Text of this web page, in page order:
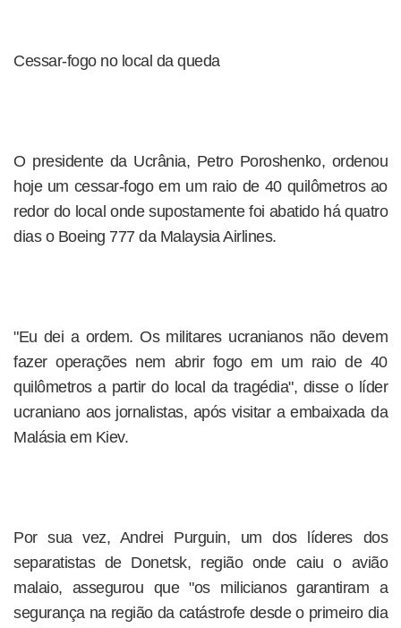
Cessar-fogo no local da queda
O presidente da Ucrânia, Petro Poroshenko, ordenou
hoje um cessar-fogo em um raio de 40 quilômetros ao
redor do local onde supostamente foi abatido há quatro
dias o Boeing 777 da Malaysia Airlines.
"Eu dei a ordem. Os militares ucranianos não devem
fazer operações nem abrir fogo em um raio de 40
quilômetros a partir do local da tragédia", disse o líder
ucraniano aos jornalistas, após visitar a embaixada da
Malásia em Kiev.
Por sua vez, Andrei Purguin, um dos líderes dos
separatistas de Donetsk, região onde caiu o avião
malaio, assegurou que "os milicianos garantiram a
segurança na região da catástrofe desde o primeiro dia